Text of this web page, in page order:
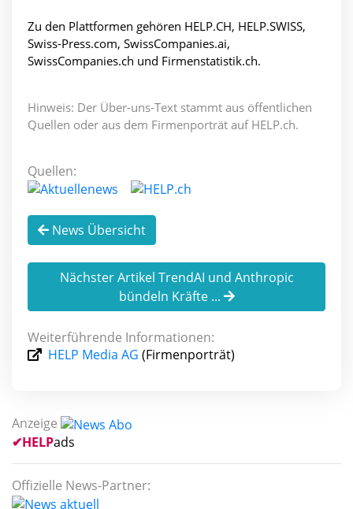
Zu den Plattformen gehören HELP.CH, HELP.SWISS,
Swiss-Press.com, SwissCompanies.ai,
SwissCompanies.ch und Firmenstatistik.ch.
Hinweis: Der Über-uns-Text stammt aus öffentlichen
Quellen oder aus dem Firmenporträt auf HELP.ch.
Quellen:
News Übersicht
Nächster Artikel TrendAI und Anthropic
bündeln Kräfte ...
Weiterführende Informationen:
HELP Media AG (Firmenporträt)
Anzeige
✔HELPads
Offizielle News-Partner: